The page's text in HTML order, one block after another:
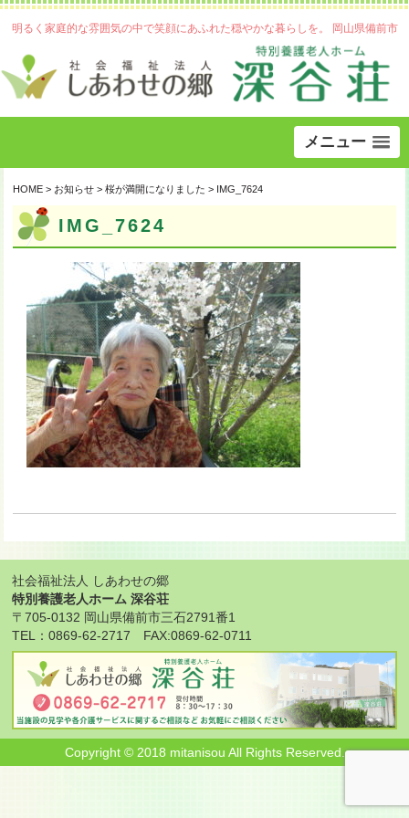
明るく家庭的な雰囲気の中で笑顔にあふれた穏やかな暮らしを。 岡山県備前市
メニュー
HOME > お知らせ >桜が満開になりました > IMG_7624
IMG_7624
社会福祉法人 しあわせの郷
特別養護老人ホーム 深谷荘
〒705-0132 岡山県備前市三石2791番1
TEL：0869-62-2717 FAX:0869-62-0711
Copyright © 2018 mitanisou All Rights Reserved.